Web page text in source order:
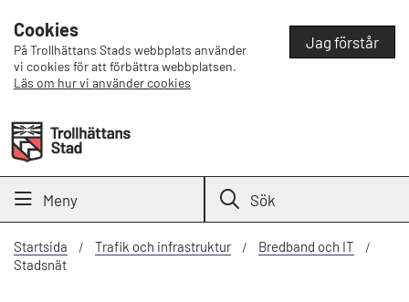
Cookies
På Trollhättans Stads webbplats använder
vi cookies för att förbättra webbplatsen.
Läs om hur vi använder cookies
Jag förstår
Meny Sök
Startsida Trafik och infrastruktur
Bredband och IT
Stadsnät